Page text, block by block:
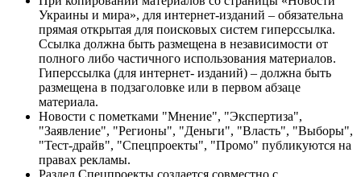
Украины и мира», для интернет-изданий – обязательна
прямая открытая для поисковых систем гиперссылка.
Ссылка должна быть размещена в независимости от
полного либо частичного использования материалов.
Гиперссылка (для интернет- изданий) – должна быть
размещена в подзаголовке или в первом абзаце
материала.
Новости с пометками "Мнение", "Экспертиза",
"Заявление", "Регионы", "Деньги", "Власть", "Выборы",
"Тест-драйв", "Спецпроекты", "Промо" публикуются на
правах рекламы.
Раздел Спецпроекты создается совместно с